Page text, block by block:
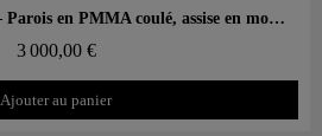
Aperçu rapide Fauteuil design MW06 – Parois en PMMA coulé, assise en mousse alvéolaire
3 000,00 €
Ajouter au panier